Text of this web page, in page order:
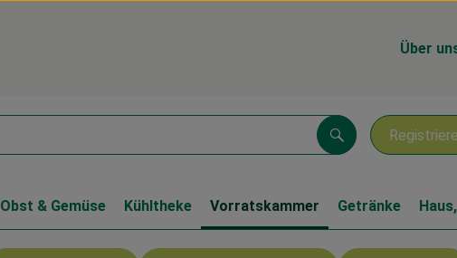
Über
Suchen
Obst & Gemüse Kühltheke Vorratskammer Getränke